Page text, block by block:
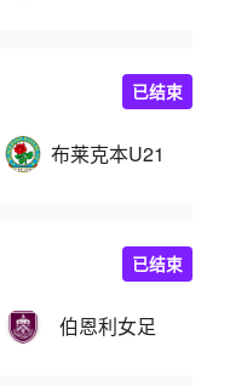
布莱克本U21
已结束
伯恩利女足
已结束